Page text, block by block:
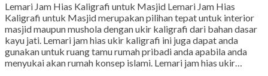
Lemari Jam Hias Kaligrafi untuk Masjid Lemari Jam Hias
Kaligrafi untuk Masjid merupakan pilihan tepat untuk interior
masjid maupun mushola dengan ukir kaligrafi dari bahan dasar
kayu jati. Lemari jam hias ukir kaligrafi ini juga dapat anda
gunakan untuk ruang tamu rumah pribadi anda apabila anda
menyukai akan rumah konsep islami. Lemari jam hias ukir…